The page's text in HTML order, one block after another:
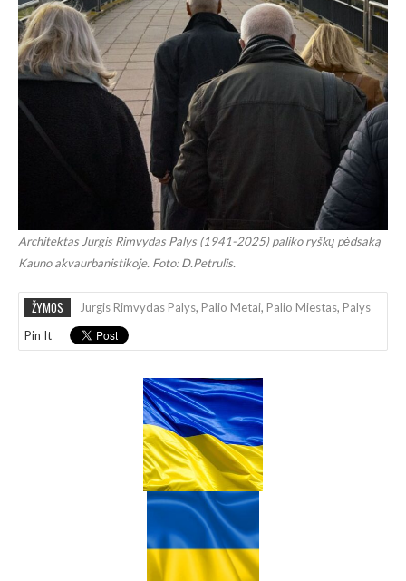
Architektas Jurgis Rimvydas Palys (1941-2025) paliko ryškų pėdsaką
Kauno akvaurbanistikoje. Foto: D.Petrulis.
ŽYMOS Jurgis Rimvydas Palys, Palio Metai, Palio Miestas, Palys
Pin It